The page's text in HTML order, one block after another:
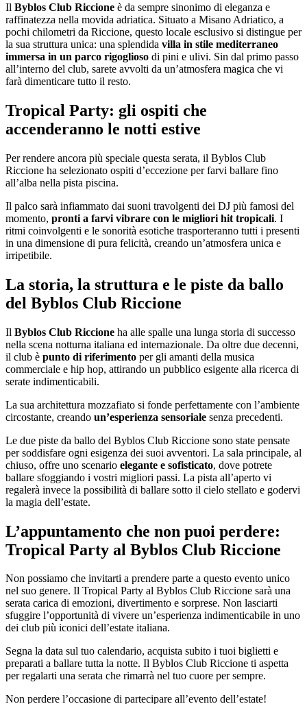
Il Byblos Club Riccione è da sempre sinonimo di eleganza e
raffinatezza nella movida adriatica. Situato a Misano Adriatico, a
pochi chilometri da Riccione, questo locale esclusivo si distingue per
la sua struttura unica: una splendida villa in stile mediterraneo
immersa in un parco rigoglioso di pini e ulivi. Sin dal primo passo
all’interno del club, sarete avvolti da un’atmosfera magica che vi
farà dimenticare tutto il resto.
Tropical Party: gli ospiti che
accenderanno le notti estive
Per rendere ancora più speciale questa serata, il Byblos Club
Riccione ha selezionato ospiti d’eccezione per farvi ballare fino
all’alba nella pista piscina.
Il palco sarà infiammato dai suoni travolgenti dei DJ più famosi del
momento, pronti a farvi vibrare con le migliori hit tropicali. I
ritmi coinvolgenti e le sonorità esotiche trasporteranno tutti i presenti
in una dimensione di pura felicità, creando un’atmosfera unica e
irripetibile.
La storia, la struttura e le piste da ballo
del Byblos Club Riccione
Il Byblos Club Riccione ha alle spalle una lunga storia di successo
nella scena notturna italiana ed internazionale. Da oltre due decenni,
il club è punto di riferimento per gli amanti della musica
commerciale e hip hop, attirando un pubblico esigente alla ricerca di
serate indimenticabili.
La sua architettura mozzafiato si fonde perfettamente con l’ambiente
circostante, creando un’esperienza sensoriale senza precedenti.
Le due piste da ballo del Byblos Club Riccione sono state pensate
per soddisfare ogni esigenza dei suoi avventori. La sala principale, al
chiuso, offre uno scenario elegante e sofisticato, dove potrete
ballare sfoggiando i vostri migliori passi. La pista all’aperto vi
regalerà invece la possibilità di ballare sotto il cielo stellato e godervi
la magia dell’estate.
L’appuntamento che non puoi perdere:
Tropical Party al Byblos Club Riccione
Non possiamo che invitarti a prendere parte a questo evento unico
nel suo genere. Il Tropical Party al Byblos Club Riccione sarà una
serata carica di emozioni, divertimento e sorprese. Non lasciarti
sfuggire l’opportunità di vivere un’esperienza indimenticabile in uno
dei club più iconici dell’estate italiana.
Segna la data sul tuo calendario, acquista subito i tuoi biglietti e
preparati a ballare tutta la notte. Il Byblos Club Riccione ti aspetta
per regalarti una serata che rimarrà nel tuo cuore per sempre.
Non perdere l’occasione di partecipare all’evento dell’estate!